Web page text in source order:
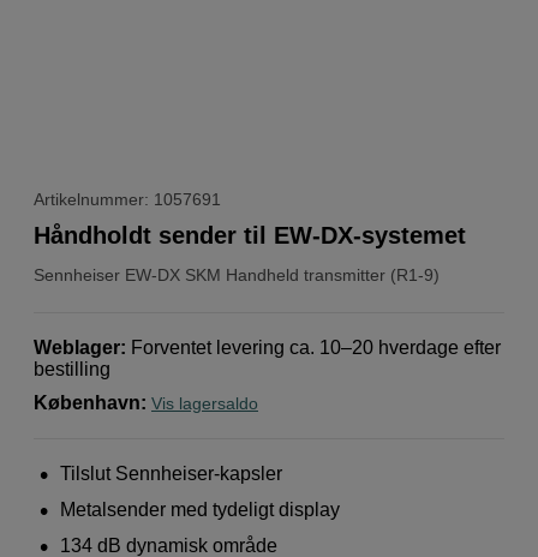
Artikelnummer: 1057691
Sennheiser EW-DX SKM Handheld transmitter (R1-9)
Håndholdt sender til EW-DX-systemet
Weblager: Forventet levering ca. 10–20 hverdage efter
bestilling
København: Vis lagersaldo
Tilslut Sennheiser-kapsler
Metalsender med tydeligt display
134 dB dynamisk område